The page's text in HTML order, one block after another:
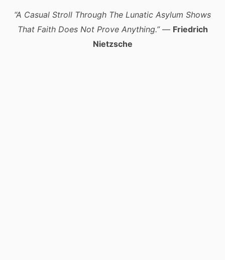
“A Casual Stroll Through The Lunatic Asylum Shows
That Faith Does Not Prove Anything.”— Friedrich
Nietzsche